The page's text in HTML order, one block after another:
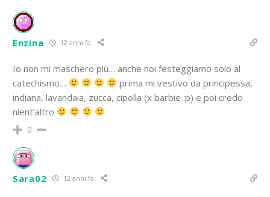
Enzina 12 anni fa
Io non mi maschero più… anche noi festeggiamo solo al
catechismo…
prima mi vestivo da principessa,
indiana, lavandaia, zucca, cipolla (x barbie :p) e poi credo
nient’altro
0
Sara02 12 anni fa